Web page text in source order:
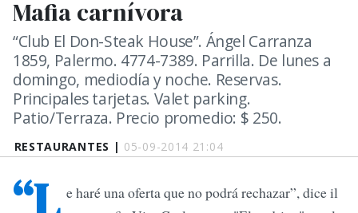
RESTAURANTES | 05-09-2014 21:04
Mafia carnívora
“Club El Don-Steak House”. Ángel Carranza
1859, Palermo. 4774-7389. Parrilla. De lunes a
domingo, mediodía y noche. Reservas.
Principales tarjetas. Valet parking.
Patio/Terraza. Precio promedio: $ 250.
e haré una oferta que no podrá rechazar”, dice il